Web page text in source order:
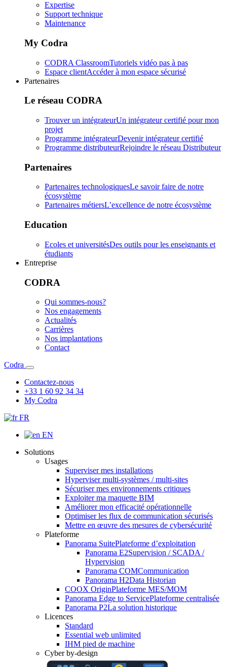
Expertise
Support technique
Maintenance
My Codra
CODRA ClassroomTutoriels vidéo pas à pas
Espace clientAccéder à mon espace sécurisé
Partenaires
Le réseau CODRA
Trouver un intégrateurUn intégrateur certifié pour mon
projet
Programme intégrateurDevenir intégrateur certifié
Programme distributeurRejoindre le réseau Distributeur
Partenaires
Partenaires technologiquesLe savoir faire de notre
écosystème
Partenaires métiersL’excellence de notre écosystème
Education
Ecoles et universitésDes outils pour les enseignants et
étudiants
Entreprise
CODRA
Qui sommes-nous?
Nos engagements
Actualités
Carrières
Nos implantations
Contact
Codra
Contactez-nous
+33 1 60 92 34 34
My Codra
FR
EN
Solutions
Usages
Superviser mes installations
Hyperviser multi-systèmes / multi-sites
Sécuriser mes environnements critiques
Exploiter ma maquette BIM
Améliorer mon efficacité opérationnelle
Optimiser les flux de communication sécurisés
Mettre en œuvre des mesures de cybersécurité
Plateforme
Panorama SuitePlateforme d’exploitation
Panorama E2Supervision / SCADA /
Hypervision
Panorama COMCommunication
Panorama H2Data Historian
COOX OriginPlateforme MES/MOM
Panorama Edge to ServicePlateforme centralisée
Panorama P2La solution historique
Licences
Standard
Essential web unlimited
IHM pied de machine
Cyber by-design